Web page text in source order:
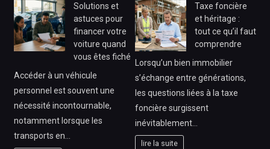
Solutions et
astuces pour
financer votre
voiture quand
vous êtes fiché
Accéder à un véhicule
personnel est souvent une
nécessité incontournable,
notamment lorsque les
transports en…
Taxe foncière
et héritage :
tout ce qu’il faut
comprendre
Lorsqu’un bien immobilier
s’échange entre générations,
les questions liées à la taxe
foncière surgissent
inévitablement…
lire la suite